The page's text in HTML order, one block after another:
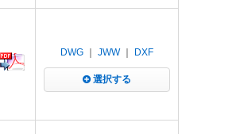
DWG JWW｜ DXF
選択する